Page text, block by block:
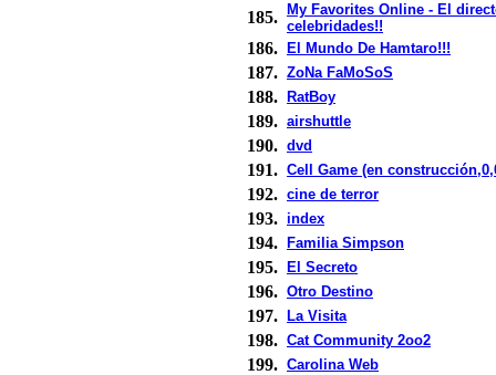
185.
My Favorites Online - El
celebridades!!
186. El Mundo De Hamtaro!!!
187. ZoNa FaMoSoS
188. RatBoy
189. airshuttle
190. dvd
191. Cell Game (en
192. cine de terror
193. index
194. Familia Simpson
195. El Secreto
196. Otro Destino
197. La Visita
198. Cat Community 2oo2
199. Carolina Web